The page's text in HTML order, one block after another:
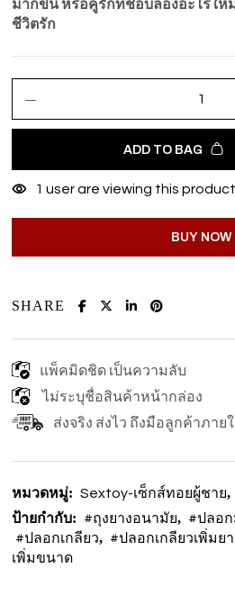
มากขึ้น หรือคู่รักที่ชอบลองอะไรให
ชีวิตรัก
ADD TO BAG
1 user are viewing this product
BUY NOW
SHARE
แพ็คมิดชิด เป็นความลับ
ไม่ระบุชื่อสินค้าหน้ากล่อง
ส่งจริง ส่งไว ถึงมือลูกค้าภาย
หมวดหมู่: Sextoy-เซ็กส์ทอยผู้ชาย,
ป้ายกำกับ: #ถุงยางอนามัย, #ปลอ
#ปลอกเกลียว, #ปลอกเกลียวเพิ่มย
เพิ่มขนาด